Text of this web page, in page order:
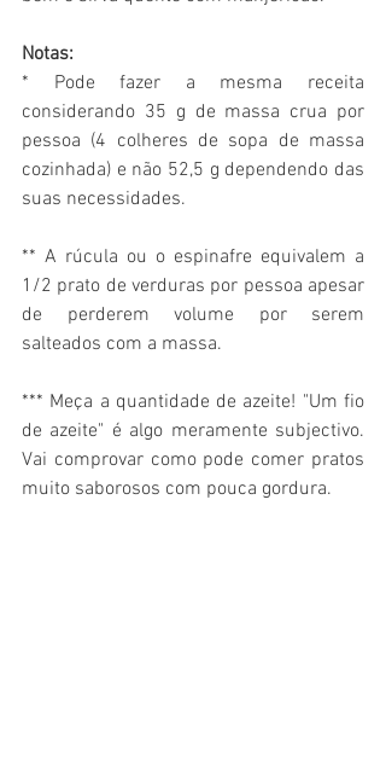
Notas:
* Pode fazer a mesma receita
considerando 35 g de massa crua por
pessoa (4 colheres de sopa de massa
cozinhada) e não 52,5 g dependendo das
suas necessidades.
** A rúcula ou o espinafre equivalem a
1/2 prato de verduras por pessoa apesar
de perderem volume por serem
salteados com a massa.
*** Meça a quantidade de azeite! "Um fio
de azeite" é algo meramente subjectivo.
Vai comprovar como pode comer pratos
muito saborosos com pouca gordura.